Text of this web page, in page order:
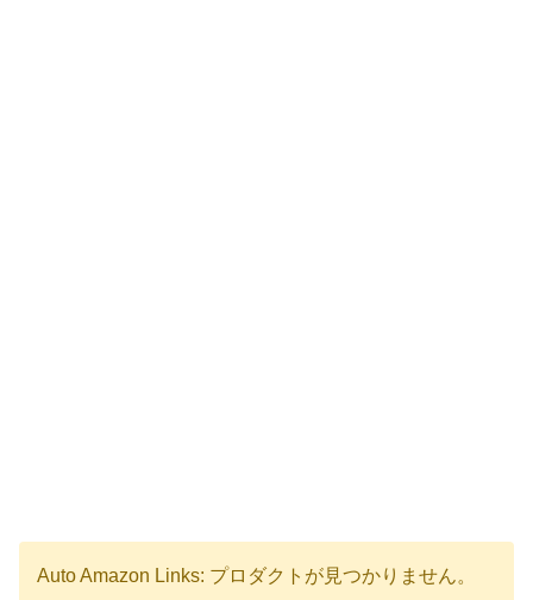
Auto Amazon Links: プロダクトが見つかりません。